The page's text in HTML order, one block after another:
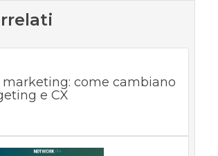
marketing: come cambiano
e CX